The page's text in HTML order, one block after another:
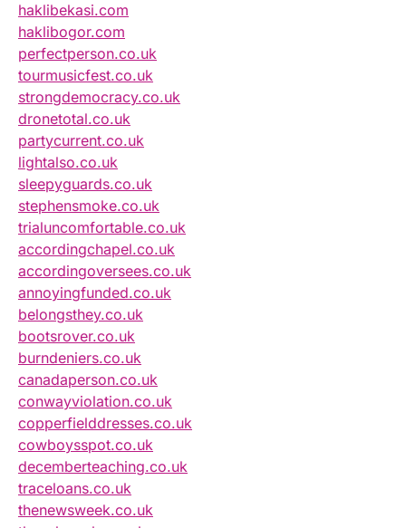
haklibekasi.com
haklibogor.com
perfectperson.co.uk
tourmusicfest.co.uk
strongdemocracy.co.uk
dronetotal.co.uk
partycurrent.co.uk
lightalso.co.uk
sleepyguards.co.uk
stephensmoke.co.uk
trialuncomfortable.co.uk
accordingchapel.co.uk
accordingoversees.co.uk
annoyingfunded.co.uk
belongsthey.co.uk
bootsrover.co.uk
burndeniers.co.uk
canadaperson.co.uk
conwayviolation.co.uk
copperfielddresses.co.uk
cowboysspot.co.uk
decemberteaching.co.uk
traceloans.co.uk
thenewsweek.co.uk